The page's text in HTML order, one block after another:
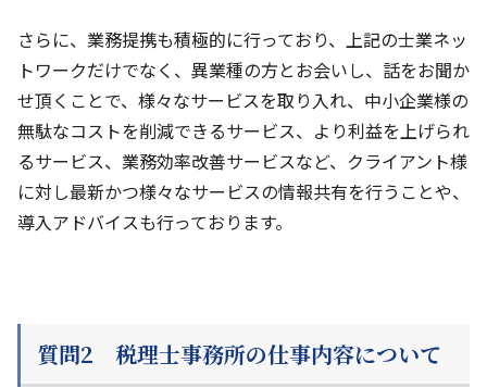
さらに、業務提携も積極的に行っており、上記の士業ネッ
トワークだけでなく、異業種の方とお会いし、話をお聞か
せ頂くことで、様々なサービスを取り入れ、中小企業様の
無駄なコストを削減できるサービス、より利益を上げられ
るサービス、業務効率改善サービスなど、クライアント様
に対し最新かつ様々なサービスの情報共有を行うことや、
導入アドバイスも行っております。
質問2 税理士事務所の仕事内容について